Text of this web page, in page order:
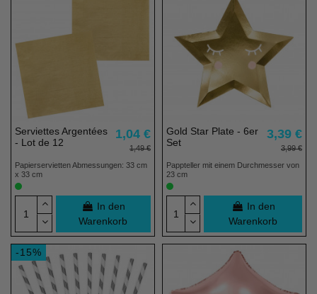
Serviettes Argentées
- Lot de 12
1,04 €
1,49 €
Papierservietten Abmessungen: 33 cm
x 33 cm
In den
Warenkorb
Gold Star Plate - 6er
Set
3,39 €
3,99 €
Pappteller mit einem Durchmesser von
23 cm
In den
Warenkorb
-15%